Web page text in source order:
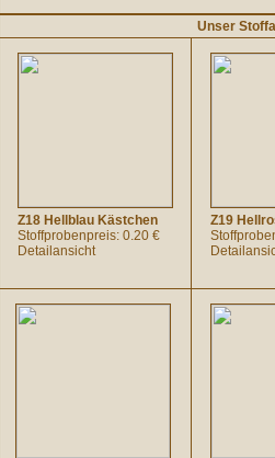
Unser
Z18 Hellblau Kästchen
Stoffprobenpreis: 0.20 €
Detailansicht
Z19